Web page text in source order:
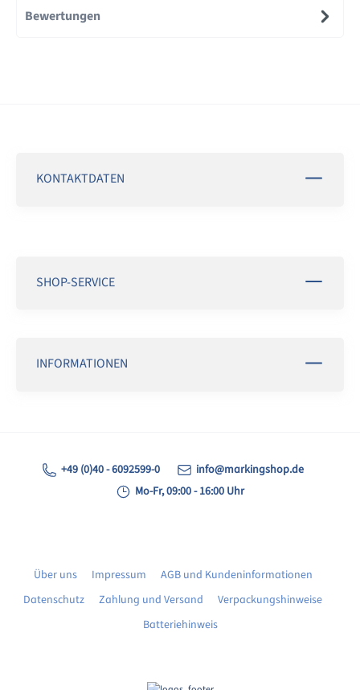
Bewertungen
KONTAKTDATEN
SHOP-SERVICE
INFORMATIONEN
+49 (0)40 - 6092599-0
info@markingshop.de
Mo-Fr, 09:00 - 16:00 Uhr
Über uns Impressum
AGB und Kundeninformationen
Datenschutz
Zahlung und Versand
Verpackungshinweise
Batteriehinweis